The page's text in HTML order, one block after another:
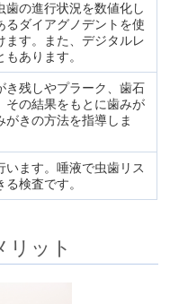
歯の進行状況を数値化し
るダイアグノデントを使
ます。また、デジタルレ
あります。
き残しやプラーク、歯石
その結果をもとに歯みが
がきの方法を指導しま
います。唾液で虫歯リス
検査です。
リット